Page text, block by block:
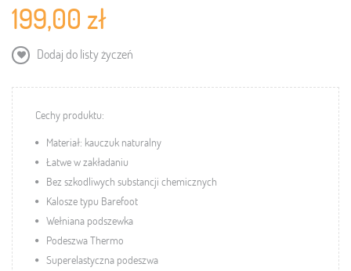
199,00 zł
Dodaj do listy życzeń
Cechy produktu:
Materiał: kauczuk naturalny
Łatwe w zakładaniu
Bez szkodliwych substancji chemicznych
Kalosze typu Barefoot
Wełniana podszewka
Podeszwa Thermo
Superelastyczna podeszwa